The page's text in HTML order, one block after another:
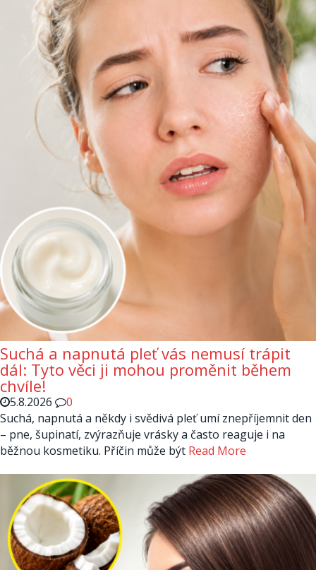
Suchá a napnutá pleť vás nemusí trápit
dál: Tyto věci ji mohou proměnit během
chvíle!
5.8.2026
0
Suchá, napnutá a někdy i svědivá pleť umí znepříjemnit den
– pne, šupinatí, zvýrazňuje vrásky a často reaguje i na
běžnou kosmetiku. Příčin může být Read More